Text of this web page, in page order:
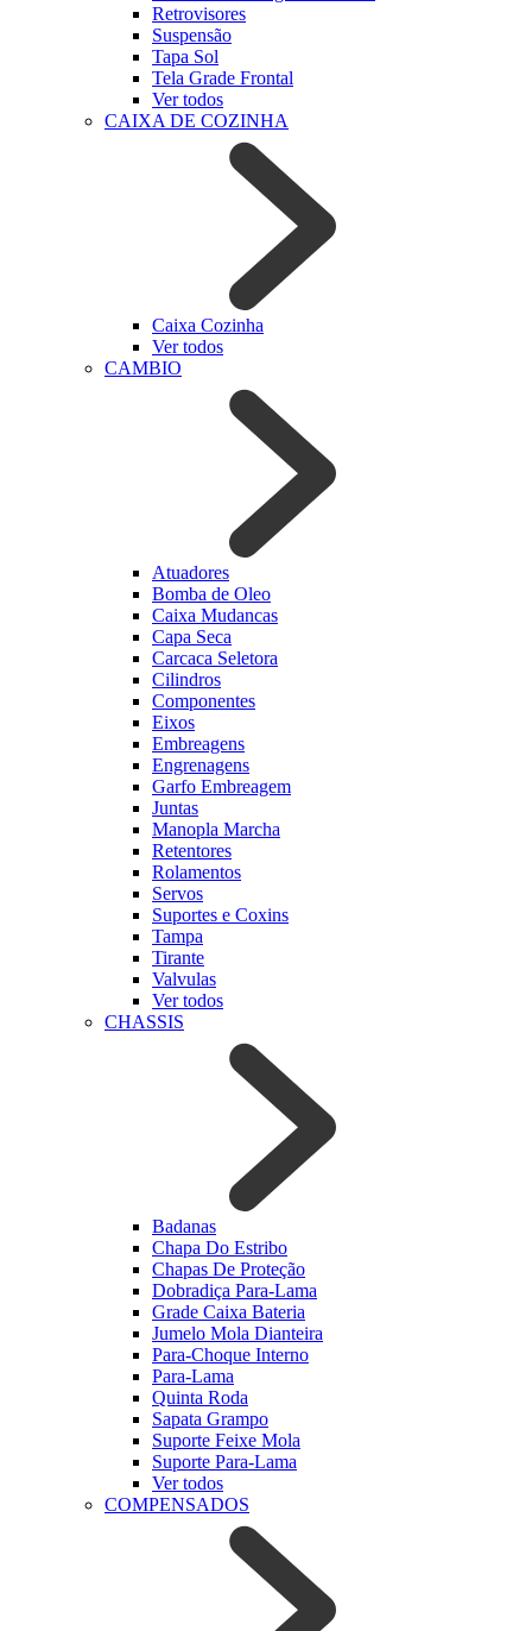
Retrovisores
Suspensão
Tapa Sol
Tela Grade Frontal
Ver todos
CAIXA DE COZINHA
Caixa Cozinha
Ver todos
CAMBIO
Atuadores
Bomba de Oleo
Caixa Mudancas
Capa Seca
Carcaca Seletora
Cilindros
Componentes
Eixos
Embreagens
Engrenagens
Garfo Embreagem
Juntas
Manopla Marcha
Retentores
Rolamentos
Servos
Suportes e Coxins
Tampa
Tirante
Valvulas
Ver todos
CHASSIS
Badanas
Chapa Do Estribo
Chapas De Proteção
Dobradiça Para-Lama
Grade Caixa Bateria
Jumelo Mola Dianteira
Para-Choque Interno
Para-Lama
Quinta Roda
Sapata Grampo
Suporte Feixe Mola
Suporte Para-Lama
Ver todos
COMPENSADOS